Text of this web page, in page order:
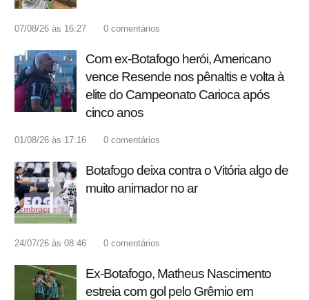
07/08/26 às 16:27 0 comentários
Com ex-Botafogo herói, Americano
vence Resende nos pênaltis e volta à
elite do Campeonato Carioca após
cinco anos
01/08/26 às 17:16 0 comentários
Botafogo deixa contra o Vitória algo de
muito animador no ar
24/07/26 às 08:46 0 comentários
Ex-Botafogo, Matheus Nascimento
estreia com gol pelo Grêmio em